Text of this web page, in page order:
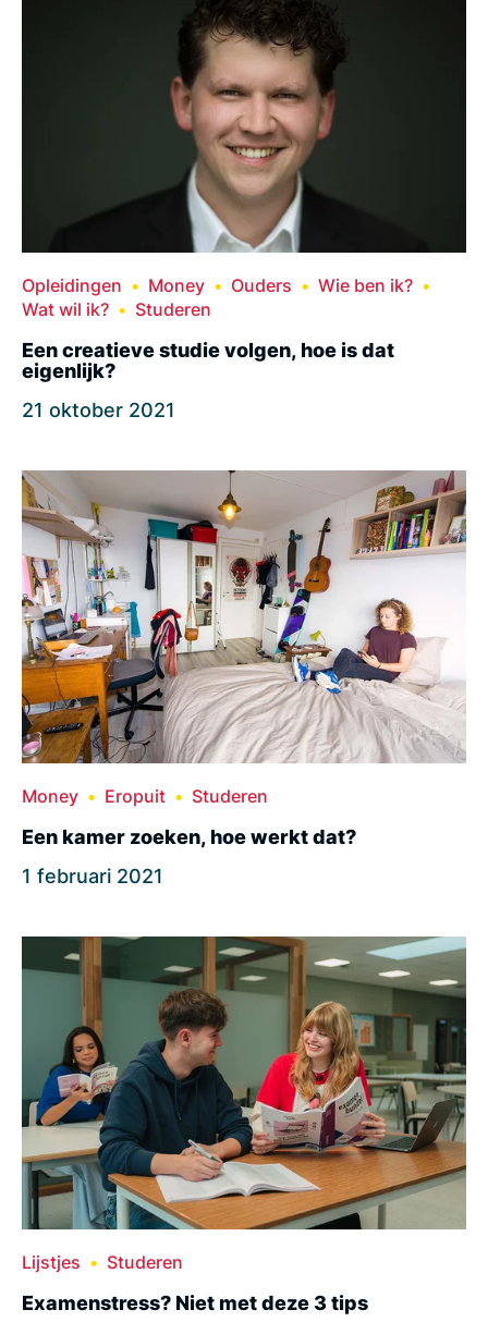
Opleidingen Money Ouders
Wie ben ik?
Wat wil ik?
Studeren
Een creatieve studie volgen, hoe is dat
eigenlijk?
21 oktober 2021
Money Eropuit Studeren
Een kamer zoeken, hoe werkt dat?
1 februari 2021
Lijstjes Studeren
Examenstress? Niet met deze 3 tips